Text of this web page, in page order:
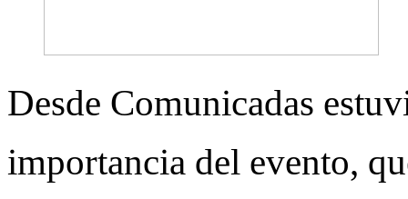
Desde Comunicadas
importancia del evento,